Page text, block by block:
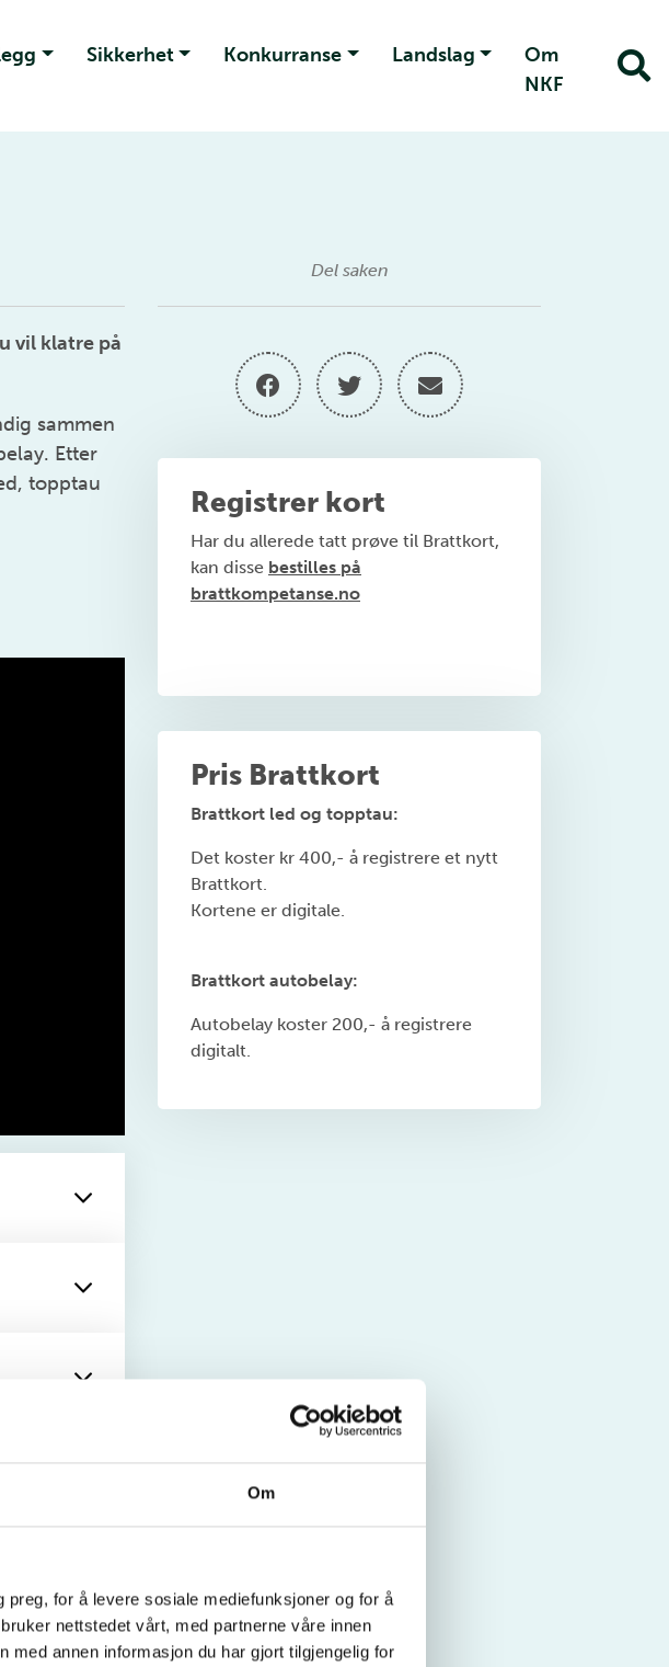
Om
for å levere sosiale mediefunksjoner og for å
nettstedet vårt, med partnerne våre innen
med annen informasjon du har gjort tilgjengelig for
Sikkerhet Konkurranse Landslag
Om
NKF
vil klatre på
sammen
Etter
topptau
Del saken
Registrer kort
Har du allerede tatt prøve til Brattkort,
kan disse bestilles på
brattkompetanse.no
Pris Brattkort
Brattkort led og topptau:
Det koster kr 400,- å registrere et nytt
Brattkort.
Kortene er digitale.
Brattkort autobelay:
Autobelay koster 200,- å registrere
digitalt.